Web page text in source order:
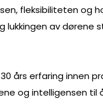
fleksibiliteten og
av dørene
års erfaring innen
og intelligensen til